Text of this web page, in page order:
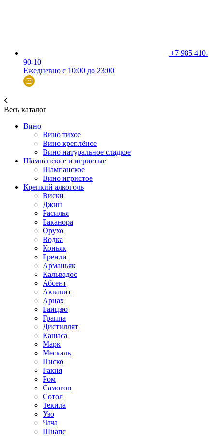
+7 985 410-
90-10
Ежедневно с 10:00 до 23:00
Весь каталог
Вино
Вино тихое
Вино креплёное
Вино натуральное сладкое
Шампанские и игристые
Шампанское
Вино игристое
Крепкий алкоголь
Виски
Джин
Расилья
Баканора
Орухо
Водка
Коньяк
Бренди
Арманьяк
Кальвадос
Абсент
Аквавит
Арцах
Байцзю
Граппа
Дистиллят
Кашаса
Марк
Мескаль
Писко
Ракия
Ром
Самогон
Сотол
Текила
Узо
Чача
Шнапс